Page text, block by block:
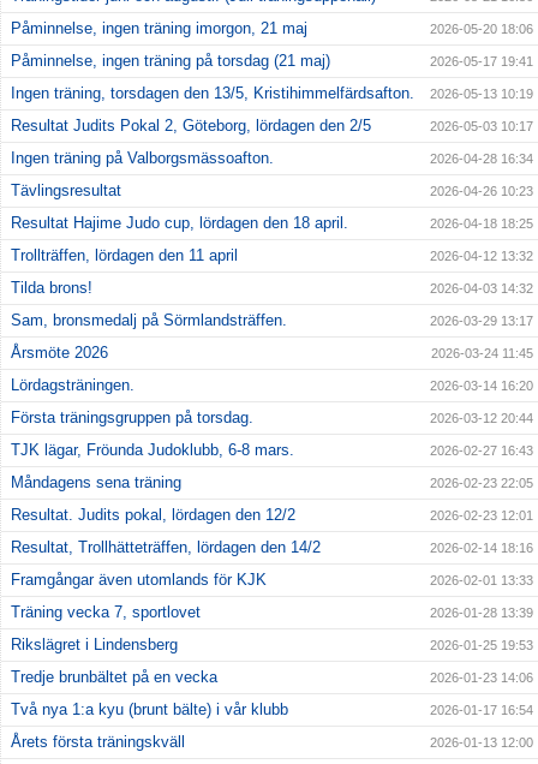
Påminnelse, ingen träning imorgon, 21 maj 2026-05-20 18:06
Påminnelse, ingen träning på torsdag (21 maj) 2026-05-17 19:41
Ingen träning, torsdagen den 13/5, Kristihimmelfärdsafton. 2026-05-13 10:19
Resultat Judits Pokal 2, Göteborg, lördagen den 2/5 2026-05-03 10:17
Ingen träning på Valborgsmässoafton. 2026-04-28 16:34
Tävlingsresultat 2026-04-26 10:23
Resultat Hajime Judo cup, lördagen den 18 april. 2026-04-18 18:25
Trollträffen, lördagen den 11 april 2026-04-12 13:32
Tilda brons! 2026-04-03 14:32
Sam, bronsmedalj på Sörmlandsträffen. 2026-03-29 13:17
Årsmöte 2026 2026-03-24 11:45
Lördagsträningen. 2026-03-14 16:20
Första träningsgruppen på torsdag. 2026-03-12 20:44
TJK lägar, Fröunda Judoklubb, 6-8 mars. 2026-02-27 16:43
Måndagens sena träning 2026-02-23 22:05
Resultat. Judits pokal, lördagen den 12/2 2026-02-23 12:01
Resultat, Trollhätteträffen, lördagen den 14/2 2026-02-14 18:16
Framgångar även utomlands för KJK 2026-02-01 13:33
Träning vecka 7, sportlovet 2026-01-28 13:39
Rikslägret i Lindensberg 2026-01-25 19:53
Tredje brunbältet på en vecka 2026-01-23 14:06
Två nya 1:a kyu (brunt bälte) i vår klubb 2026-01-17 16:54
Årets första träningskväll 2026-01-13 12:00